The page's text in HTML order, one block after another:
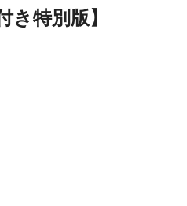
特別版】